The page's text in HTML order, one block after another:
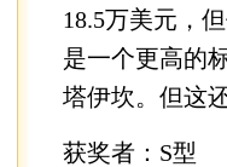
18.5万美元，
是一个更高的
塔伊坎。但这
获奖者：S型